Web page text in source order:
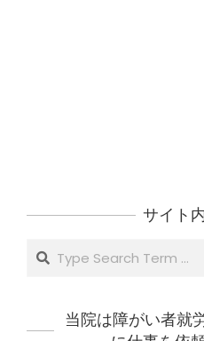
サイト
Search
当院は障がい者就